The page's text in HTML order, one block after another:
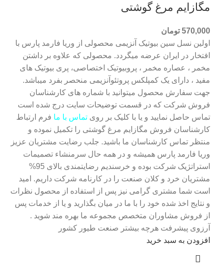
مگازایم مرغ گوشتی
570,000 تومان
اولین نسل سین بیوتیک آنزیمی محصولی از وریا فارمد پارس با
افتخار در ایران عرضه میگردد. محصولی که علاوه بر داشتن
مخمر ، عصاره مخمر ، پروبیوتیک اختصاصی، پری بیوتیک های
مفید ، دارای یک کمپلکس پروتئوآنزیمی منحصر بفرد میباشد.
جهت سفارش محصول میتوانید با شماره های کارشناسان
فروش شرکت که در قسمت توضیحات سایت درج شده است
تماس حاصل نمایید و یا با کلیک بر رویتماس با ما فرم ارتباط
کارشناسان فروش مگازایم مرغ گوشتی را تکمیل نموده و
منتظر تماس کارشناسان ما باشید. جلب رضایت مشتریان عزیز
وریا فارمد پارس همیشه و در همه حال سرمنشاء تصمیمات
استراتژیک شرکت بوده و خرسندیم رضایتمندی بالای 95%
مشتریان خرد و کلان صنعت را در کارنامه شرکت داریم. امید
است شما مشتری گرامی نیز پس از استفاده از محصول نظرات
و نتایج اخذ شده خود را با ما در میان بگذارید و یا از خدمات پس
از فروش مشاوران متخصص مجموعه ما بهره مند شوید .
آرزوی پیشرفت هرچه بیشتر صنعت طیور کشور
افزودن به سبد خرید